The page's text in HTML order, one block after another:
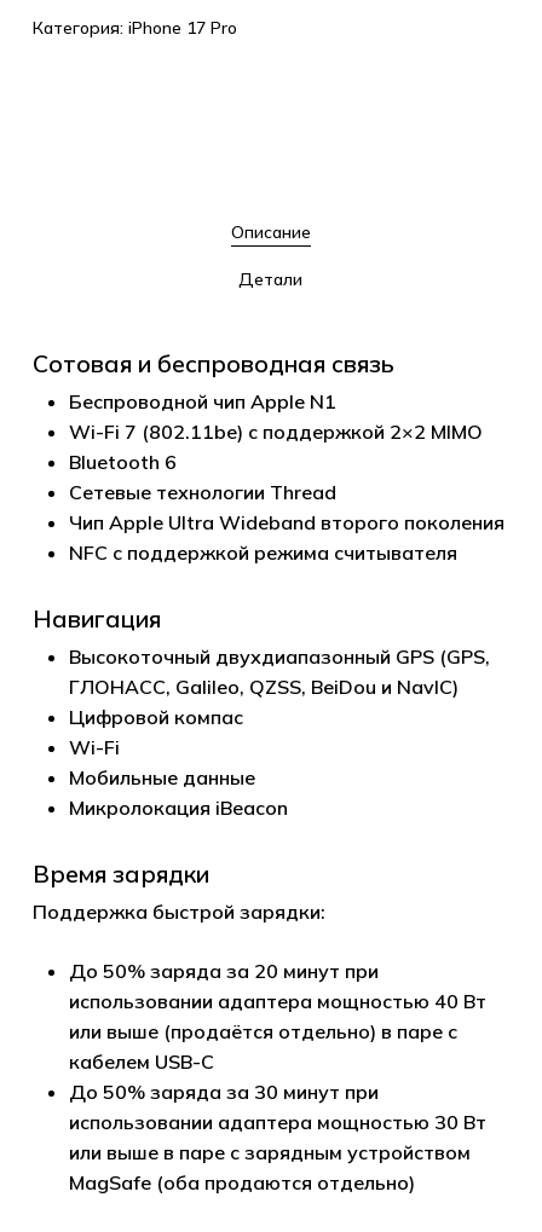
Категория: iPhone 17 Pro
Описание
Детали
Сотовая и беспроводная связь
Беспроводной чип Apple N1
Wi-Fi 7 (802.11be) с поддержкой 2×2 MIMO
Bluetooth 6
Сетевые технологии Thread
Чип Apple Ultra Wideband второго поколения
NFC с поддержкой режима считывателя
Навигация
Высокоточный двухдиапазонный GPS (GPS,
ГЛОНАСС, Galileo, QZSS, BeiDou и NavIC)
Цифровой компас
Wi-Fi
Мобильные данные
Микролокация iBeacon
Время зарядки
Поддержка быстрой зарядки:
До 50% заряда за 20 минут при
использовании адаптера мощностью 40 Вт
или выше (продаётся отдельно) в паре с
кабелем USB-C
До 50% заряда за 30 минут при
использовании адаптера мощностью 30 Вт
или выше в паре с зарядным устройством
MagSafe (оба продаются отдельно)